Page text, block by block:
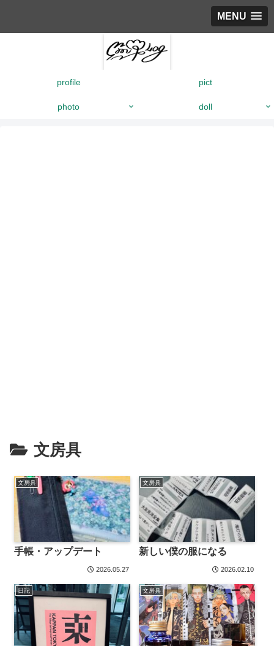
MENU
profile pict
photo doll
文房具
文房具
手帳・アップデート
2026.05.27
文房具
新しい僕の服になる
2026.02.10
日記 文房具